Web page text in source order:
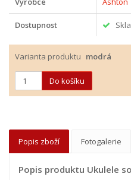
Dostupnost
Varianta produktu modrá
Popis zboží Fotogalerie
Popis produktu Ukulele